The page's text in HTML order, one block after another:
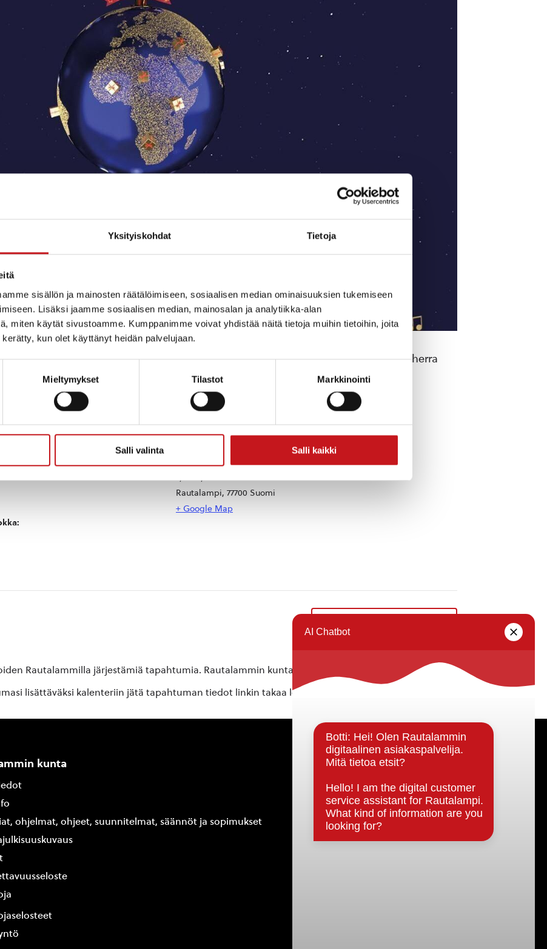
Yksityiskohdat Tietoja
sisällön ja mainosten räätälöimiseen, sosiaalisen median ominaisuuksien tukemiseen
Lisäksi jaamme sosiaalisen median, mainosalan ja analytiikka-alan
miten käytät sivustoamme. Kumppanimme voivat yhdistää näitä tietoja muihin tietoihin, joita
kun olet käyttänyt heidän palvelujaan.
Mieltymykset Tilastot Markkinointi
Salli valinta Salli kaikki
Tule mukaan laulamaan! Mukana kanttori Kaisa-Liisa Piironen, kirkkoherra
Rautalammin seurakunta
Neste Rautalampi
Rautalampi, 77700 Suomi
+ Google Map
Rautalammilla järjestämiä tapahtumia. Rautalammin kunta ei vastaa tietojen oikeellisuudesta.
lisättäväksi kalenteriin jätä tapahtuman tiedot linkin takaa löytyvällä
kunta
ohjelmat, ohjeet, suunnitelmat, säännöt ja sopimukset
Päätöksenteko ja lähidemokratia
Päätökset, esityslistat & pöytäkirjat
Hallinto
Kunnanhallitus
Kunnanvaltuusto